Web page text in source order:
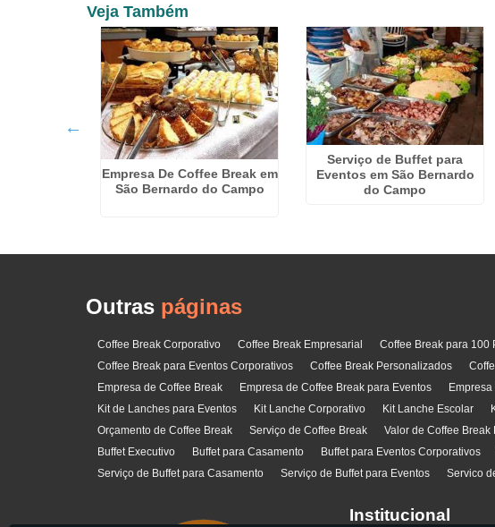
Veja Também
Empresa De Coffee Break em
São Bernardo do Campo
Serviço de Buffet para
Eventos em São Bernardo
do Campo
Outras páginas
Coffee Break Corporativo Coffee Break Empresarial Coffee Break para 100
Coffee Break para Eventos Corporativos
Coffee Break Personalizados
Empresa de Coffee Break
Empresa de Coffee Break para Eventos
Kit de Lanches para Eventos
Kit Lanche Corporativo Kit Lanche Escolar
Orçamento de Coffee Break
Serviço de Coffee Break Valor de Coffee Break
Buffet Executivo
Buffet para Casamento Buffet para Eventos Corporativos
Serviço de Buffet para Casamento
Serviço de Buffet para Eventos Servico
Institucional